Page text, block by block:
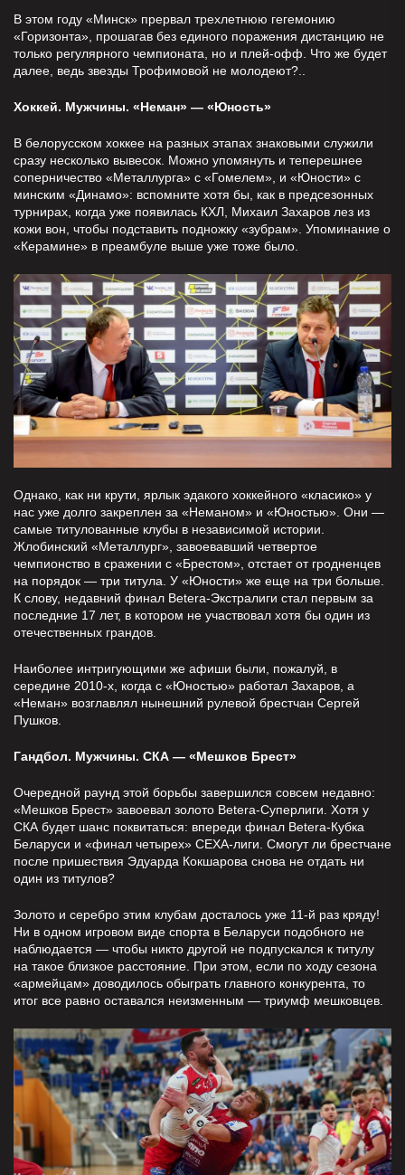
В этом году «Минск» прервал трехлетнюю гегемонию
«Горизонта», прошагав без единого поражения дистанцию не
только регулярного чемпионата, но и плей-офф. Что же будет
далее, ведь звезды Трофимовой не молодеют?..
Хоккей. Мужчины. «Неман» — «Юность»
В белорусском хоккее на разных этапах знаковыми служили
сразу несколько вывесок. Можно упомянуть и теперешнее
соперничество «Металлурга» с «Гомелем», и «Юности» с
минским «Динамо»: вспомните хотя бы, как в предсезонных
турнирах, когда уже появилась КХЛ, Михаил Захаров лез из
кожи вон, чтобы подставить подножку «зубрам». Упоминание о
«Керамине» в преамбуле выше уже тоже было.
Однако, как ни крути, ярлык эдакого хоккейного «класико» у
нас уже долго закреплен за «Неманом» и «Юностью». Они —
самые титулованные клубы в независимой истории.
Жлобинский «Металлург», завоевавший четвертое
чемпионство в сражении с «Брестом», отстает от гродненцев
на порядок — три титула. У «Юности» же еще на три больше.
К слову, недавний финал Betera-Экстралиги стал первым за
последние 17 лет, в котором не участвовал хотя бы один из
отечественных грандов.
Наиболее интригующими же афиши были, пожалуй, в
середине 2010-х, когда с «Юностью» работал Захаров, а
«Неман» возглавлял нынешний рулевой брестчан Сергей
Пушков.
Гандбол. Мужчины. СКА — «Мешков Брест»
Очередной раунд этой борьбы завершился совсем недавно:
«Мешков Брест» завоевал золото Betera-Суперлиги. Хотя у
СКА будет шанс поквитаться: впереди финал Betera-Кубка
Беларуси и «финал четырех» СЕХА-лиги. Смогут ли брестчане
после пришествия Эдуарда Кокшарова снова не отдать ни
один из титулов?
Золото и серебро этим клубам досталось уже 11-й раз кряду!
Ни в одном игровом виде спорта в Беларуси подобного не
наблюдается — чтобы никто другой не подпускался к титулу
на такое близкое расстояние. При этом, если по ходу сезона
«армейцам» доводилось обыграть главного конкурента, то
итог все равно оставался неизменным — триумф мешковцев.